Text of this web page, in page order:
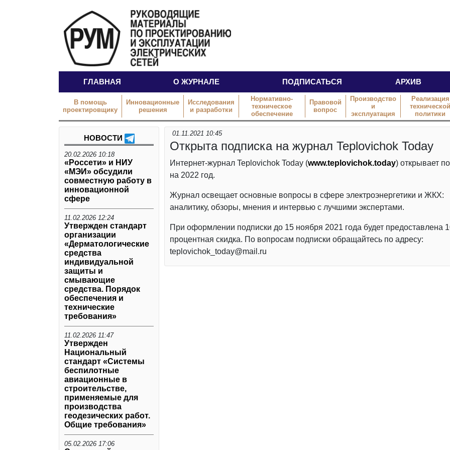
ГЛАВНАЯ О ЖУРНАЛЕ ПОДПИСАТЬСЯ АРХИВ
В помощь
проектировщику
Инновационные
решения
Исследования
и разработки
Нормативно-
техническое
обеспечение
Правовой
вопрос
Производство
и
эксплуатация
Реализация
политики
НОВОСТИ
20.02.2026 10:18
«Россети» и НИУ
«МЭИ» обсудили
совместную работу в
инновационной
сфере
11.02.2026 12:24
Утвержден стандарт
организации
«Дерматологические
средства
индивидуальной
защиты и
смывающие
средства. Порядок
обеспечения и
технические
требования»
11.02.2026 11:47
Утвержден
Национальный
стандарт «Системы
беспилотные
авиационные в
строительстве,
применяемые для
производства
геодезических работ.
Общие требования»
05.02.2026 17:06
01.11.2021 10:45
Открыта подписка на журнал Teplovichok Today
Интернет-журнал Teplovichok Today (www.teplovichok.today) открывает
на 2022 год.
Журнал освещает основные вопросы в сфере электроэнергетики и ЖКХ:
аналитику, обзоры, мнения и интервью с лучшими экспертами.
При оформлении подписки до 15 ноября 2021 года будет предоставлена
процентная скидка. По вопросам подписки обращайтесь по адресу:
teplovichok_today@mail.ru